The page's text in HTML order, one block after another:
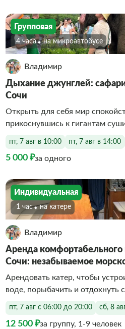
Групповая
4 часа На микроавтобусе
Владимир
Дыхание джунглей:
Сочи
Открыть для себя мир
прикоснувшись к гигантам
пт, 7 авг в 10:00 пт, 7 авг в 14:00
5 000 ₽за одного
Индивидуальная
1 час На катере
Владимир
Аренда комфортабельного
Сочи: незабываемое
Арендовать катер, чтобы
воде, порыбачить и отдохнуть
пт, 7 авг с 06:00 до 20:00 сб, 8
12 500 ₽за группу, 1-9 человек